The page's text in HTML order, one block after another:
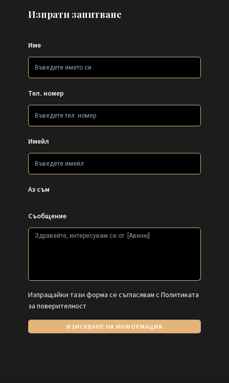
Изпрати запитване
Име
Тел. номер
Имейл
Аз съм
Съобщение
Изпращайки тази форма се съгласявам с Политиката
за поверителност
ИЗИСКВАНЕ НА ИНФОРМАЦИЯ